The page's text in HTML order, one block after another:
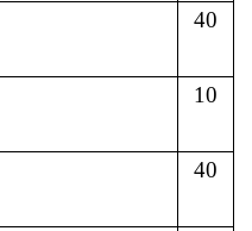
40
10
40